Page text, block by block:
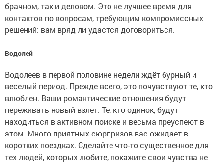
брачном, так и деловом. Это не лучшее время для
контактов по вопросам, требующим компромиссных
решений: вам вряд ли удастся договориться.
Водолей
Водолеев в первой половине недели ждёт бурный и
веселый период. Прежде всего, это почувствуют те, кто
влюблен. Ваши романтические отношения будут
переживать новый взлет. Те, кто одинок, будут
находиться в активном поиске и весьма преуспеют в
этом. Много приятных сюрпризов вас ожидает в
коротких поездках. Сделайте что-то существенное для
тех людей, которых любите, покажите свои чувства не